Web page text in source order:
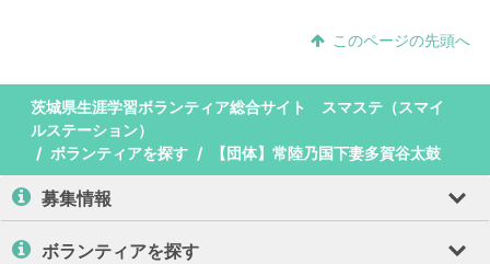
このページの先頭へ
茨城県生涯学習ボランティア総合サイト スマステ（スマイ
ルステーション）
ボランティアを探す
【団体】常陸乃国下妻多賀谷太鼓
募集情報
ボランティアを探す